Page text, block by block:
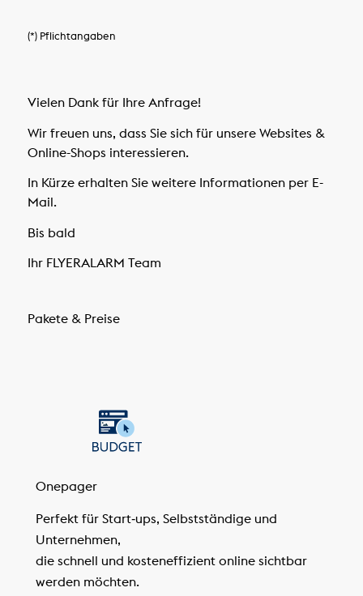
(*) Pflichtangaben
Vielen Dank für Ihre Anfrage!
Wir freuen uns, dass Sie sich für unsere Websites &
Online-Shops interessieren.
In Kürze erhalten Sie weitere Informationen per E-
Mail.
Bis bald
Ihr FLYERALARM Team
Pakete & Preise
Onepager
Perfekt für Start‑ups, Selbstständige und
Unternehmen,
die schnell und kosteneffizient online sichtbar
werden möchten.